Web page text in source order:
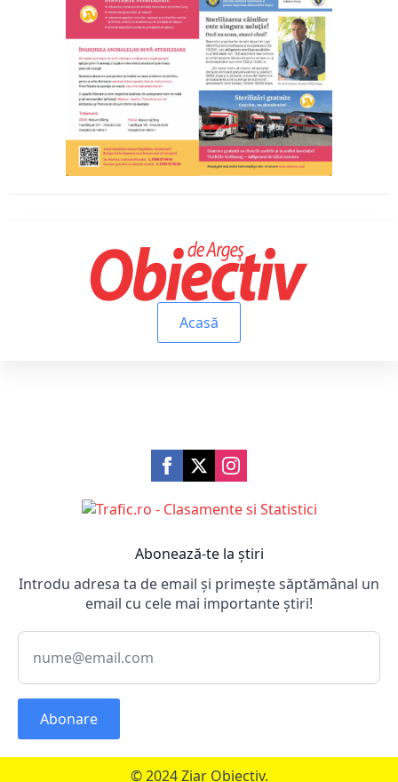
Acasă
Abonează-te la știri
Introdu adresa ta de email și primește săptămânal un
email cu cele mai importante știri!
Abonare
© 2024 Ziar Obiectiv.